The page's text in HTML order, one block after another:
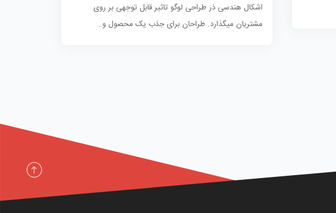
اشکال هندسی ذر طراحی لوگو تاثیر قابل توجهی بر روی
مشتریان میگذارد. طراحان برای جذب یک محصول و…